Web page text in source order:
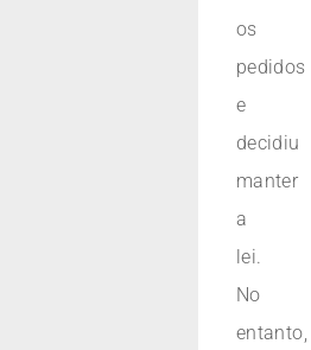
os
pedidos
e
decidiu
manter
a
lei.
No
entanto,